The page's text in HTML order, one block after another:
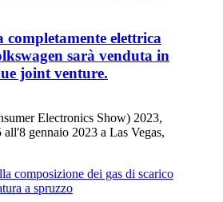
elettrica
sarà venduta in
joint venture.
Electronics Show) 2023,
gennaio 2023 a Las Vegas,